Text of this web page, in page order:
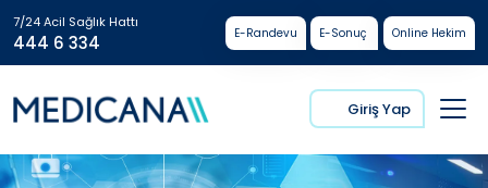
7/24 Acil Sağlık Hattı
444 6 334 E-Randevu E-Sonuç Online Hekim
Giriş Yap